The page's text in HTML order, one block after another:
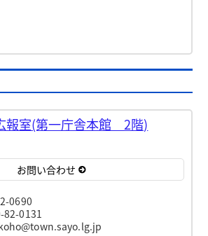
室(第一庁舎本館 2階)
お問い合わせ
0690
82-0131